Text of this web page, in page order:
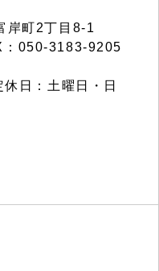
岸町2丁目 8-1
050-3183-9205
日：土曜日・日